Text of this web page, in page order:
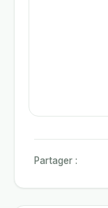
Partager :